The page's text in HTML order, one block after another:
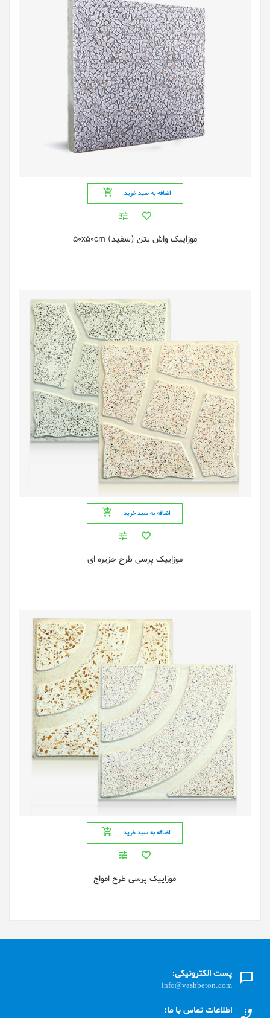
اضافه به سبد خرید
موزاییک واش بتن (سفید) 50x50cm
اضافه به سبد خرید
موزاییک پرسی طرح جزیره ای
اضافه به سبد خرید
موزاییک پرسی طرح امواج
پست الکترونیکی:
info@vashbeton.com
اطلاعات تماس با ما: